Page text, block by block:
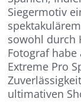
Siegermotiv
sowohl durch
Fotograf habe
Extreme Pro
ultimativen